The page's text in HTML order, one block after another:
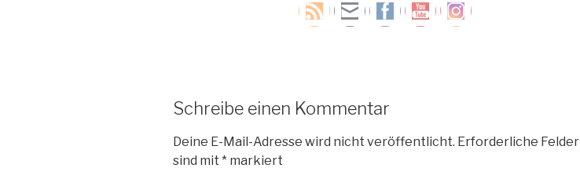
Schreibe einen Kommentar
Deine E-Mail-Adresse wird nicht veröffentlicht. Erforderliche Felder
sind mit * markiert